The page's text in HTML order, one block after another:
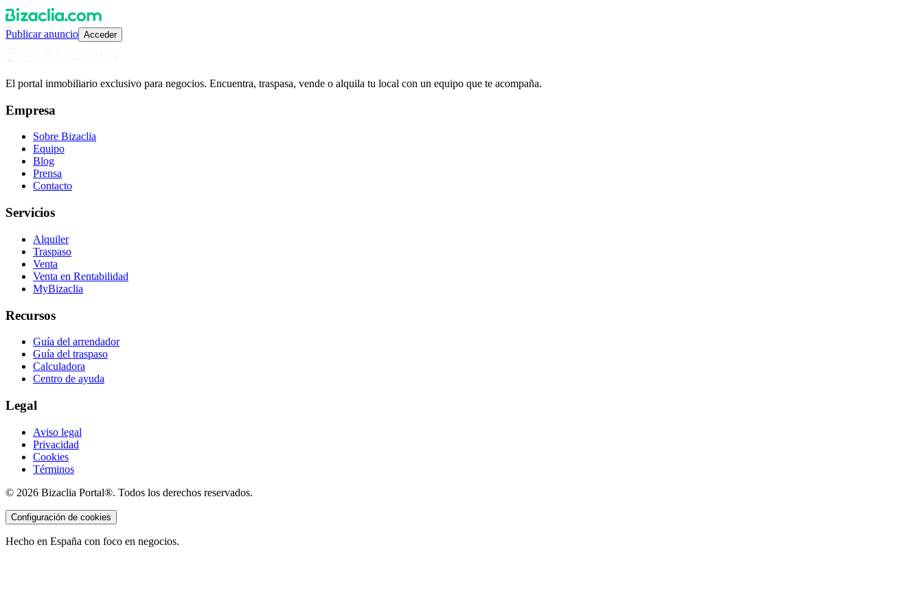
Publicar anuncio Acceder
El portal inmobiliario exclusivo para negocios. Encuentra, traspasa, vende o alquila tu local con un equipo que te acompaña.
Empresa
Sobre Bizaclia
Equipo
Blog
Prensa
Contacto
Servicios
Alquiler
Traspaso
Venta
Venta en Rentabilidad
MyBizaclia
Recursos
Guía del arrendador
Guía del traspaso
Calculadora
Centro de ayuda
Legal
Aviso legal
Privacidad
Cookies
Términos
© 2026 Bizaclia Portal®. Todos los derechos reservados.
Configuración de cookies
Hecho en España con foco en negocios.